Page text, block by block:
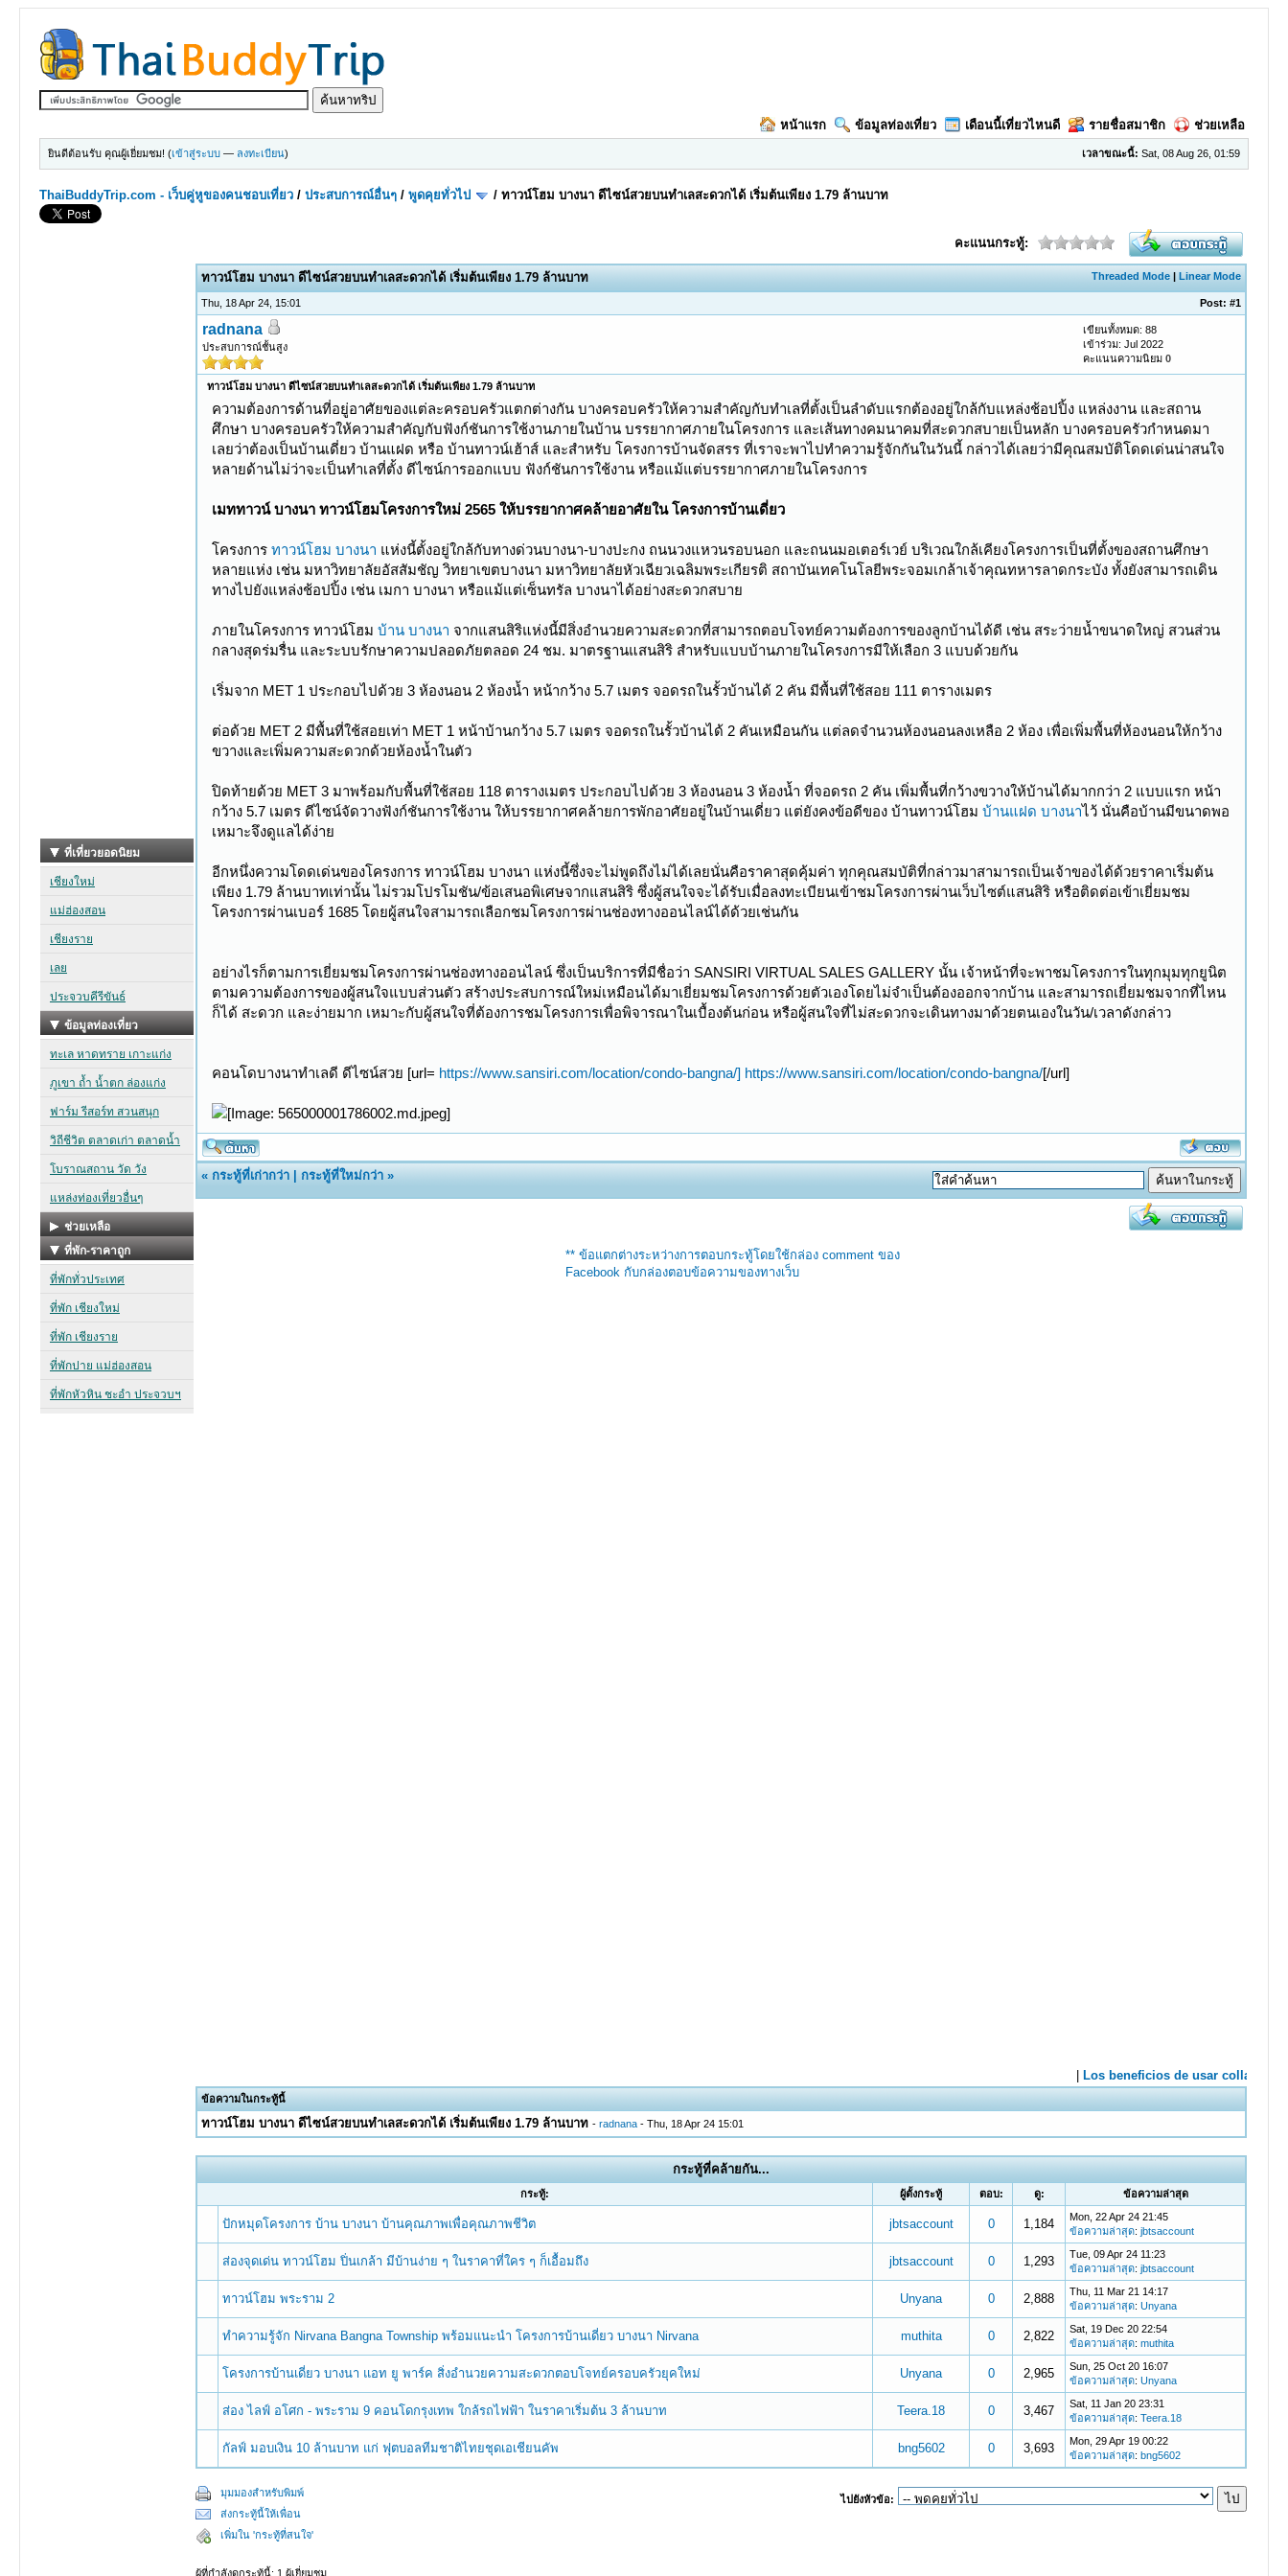
หน้าแรก ข้อมูลท่องเที่ยว เดือนนี้เที่ยวไหนดี รายชื่อสมาชิก ช่วยเหลือ
เวลาขณะนี้: Sat, 08 Aug 26, 01:59
ยินดีต้อนรับ คุณผู้เยี่ยมชม! (เข้าสู่ระบบ — ลงทะเบียน)
ThaiBuddyTrip.com - เว็บคู่หูของคนชอบเที่ยว /ประสบการณ์อื่นๆ /พูดคุยทั่วไป /ทาวน์โฮม บางนา ดีไซน์สวยบนทำเลสะดวกได้ เริ่มต้นเพียง 1.79 ล้านบาท
คะแนนกระทู้:
Threaded Mode |Linear Mode
ทาวน์โฮม บางนา ดีไซน์สวยบนทำเลสะดวกได้ เริ่มต้นเพียง 1.79 ล้านบาท
Thu, 18 Apr 24, 15:01 Post:#1
radnana
ประสบการณ์ชั้นสูง
เขียนทั้งหมด: 88
เข้าร่วม: Jul 2022
คะแนนความนิยม0
ทาวน์โฮม บางนา ดีไซน์สวยบนทำเลสะดวกได้ เริ่มต้นเพียง 1.79 ล้านบาท
ความต้องการด้านที่อยู่อาศัยของแต่ละครอบครัวแตกต่างกัน บางครอบครัวให้ความสำคัญกับทำเลที่ตั้งเป็นลำดับแรกต้องอยู่ใกล้กับแหล่งช้อปปิ้ง แหล่งงาน และสถาน
ศึกษา บางครอบครัวให้ความสำคัญกับฟังก์ชันการใช้งานภายในบ้าน บรรยากาศภายในโครงการ และเส้นทางคมนาคมที่สะดวกสบายเป็นหลัก บางครอบครัวกำหนดมา
เลยว่าต้องเป็นบ้านเดี่ยว บ้านแฝด หรือ บ้านทาวน์เฮ้าส์ และสำหรับ โครงการบ้านจัดสรร ที่เราจะพาไปทำความรู้จักกันในวันนี้ กล่าวได้เลยว่ามีคุณสมบัติโดดเด่นน่าสนใจ
หลายด้านไม่ว่าจะเป็นทำเลที่ตั้ง ดีไซน์การออกแบบ ฟังก์ชันการใช้งาน หรือแม้แต่บรรยากาศภายในโครงการ
เมททาวน์ บางนา ทาวน์โฮมโครงการใหม่ 2565 ให้บรรยากาศคล้ายอาศัยใน โครงการบ้านเดี่ยว
โครงการทาวน์โฮม บางนา แห่งนี้ตั้งอยู่ใกล้กับทางด่วนบางนา-บางปะกง ถนนวงแหวนรอบนอก และถนนมอเตอร์เวย์ บริเวณใกล้เคียงโครงการเป็นที่ตั้งของสถานศึกษา
หลายแห่ง เช่น มหาวิทยาลัยอัสสัมชัญ วิทยาเขตบางนา มหาวิทยาลัยหัวเฉียวเฉลิมพระเกียรติ สถาบันเทคโนโลยีพระจอมเกล้าเจ้าคุณทหารลาดกระบัง ทั้งยังสามารถเดิน
ทางไปยังแหล่งช้อปปิ้ง เช่น เมกา บางนา หรือแม้แต่เซ็นทรัล บางนาได้อย่างสะดวกสบาย
ภายในโครงการ ทาวน์โฮมบ้าน บางนา จากแสนสิริแห่งนี้มีสิ่งอำนวยความสะดวกที่สามารถตอบโจทย์ความต้องการของลูกบ้านได้ดี เช่น สระว่ายน้ำขนาดใหญ่ สวนส่วน
กลางสุดร่มรื่น และระบบรักษาความปลอดภัยตลอด 24 ชม. มาตรฐานแสนสิริ สำหรับแบบบ้านภายในโครงการมีให้เลือก 3 แบบด้วยกัน
เริ่มจาก MET 1 ประกอบไปด้วย 3 ห้องนอน 2 ห้องน้ำ หน้ากว้าง 5.7 เมตร จอดรถในรั้วบ้านได้ 2 คัน มีพื้นที่ใช้สอย 111 ตารางเมตร
ต่อด้วย MET 2 มีพื้นที่ใช้สอยเท่า MET 1 หน้าบ้านกว้าง 5.7 เมตร จอดรถในรั้วบ้านได้ 2 คันเหมือนกัน แต่ลดจำนวนห้องนอนลงเหลือ 2 ห้อง เพื่อเพิ่มพื้นที่ห้องนอนให้กว้าง
ขวางและเพิ่มความสะดวกด้วยห้องน้ำในตัว
ปิดท้ายด้วย MET 3 มาพร้อมกับพื้นที่ใช้สอย 118 ตารางเมตร ประกอบไปด้วย 3 ห้องนอน 3 ห้องน้ำ ที่จอดรถ 2 คัน เพิ่มพื้นที่กว้างขวางให้บ้านได้มากกว่า 2 แบบแรก หน้า
กว้าง 5.7 เมตร ดีไซน์จัดวางฟังก์ชันการใช้งาน ให้บรรยากาศคล้ายการพักอาศัยอยู่ในบ้านเดี่ยว แต่ยังคงข้อดีของ บ้านทาวน์โฮมบ้านแฝด บางนาไว้ นั่นคือบ้านมีขนาดพอ
เหมาะจึงดูแลได้ง่าย
อีกหนึ่งความโดดเด่นของโครงการ ทาวน์โฮม บางนา แห่งนี้ซึ่งจะไม่พูดถึงไม่ได้เลยนั่นคือราคาสุดคุ้มค่า ทุกคุณสมบัติที่กล่าวมาสามารถเป็นเจ้าของได้ด้วยราคาเริ่มต้น
เพียง 1.79 ล้านบาทเท่านั้น ไม่รวมโปรโมชัน/ข้อเสนอพิเศษจากแสนสิริ ซึ่งผู้สนใจจะได้รับเมื่อลงทะเบียนเข้าชมโครงการผ่านเว็บไซต์แสนสิริ หรือติดต่อเข้าเยี่ยมชม
โครงการผ่านเบอร์ 1685 โดยผู้สนใจสามารถเลือกชมโครงการผ่านช่องทางออนไลน์ได้ด้วยเช่นกัน
อย่างไรก็ตามการเยี่ยมชมโครงการผ่านช่องทางออนไลน์ ซึ่งเป็นบริการที่มีชื่อว่า SANSIRI VIRTUAL SALES GALLERY นั้น เจ้าหน้าที่จะพาชมโครงการในทุกมุมทุกยูนิต
ตามความต้องการของผู้สนใจแบบส่วนตัว สร้างประสบการณ์ใหม่เหมือนได้มาเยี่ยมชมโครงการด้วยตัวเองโดยไม่จำเป็นต้องออกจากบ้าน และสามารถเยี่ยมชมจากที่ไหน
ก็ได้ สะดวก และง่ายมาก เหมาะกับผู้สนใจที่ต้องการชมโครงการเพื่อพิจารณาในเบื้องต้นก่อน หรือผู้สนใจที่ไม่สะดวกจะเดินทางมาด้วยตนเองในวัน/เวลาดังกล่าว
คอนโดบางนาทำเลดี ดีไซน์สวย [url= https://www.sansiri.com/location/condo-bangna/] https://www.sansiri.com/location/condo-bangna/[/url]
«กระทู้ที่เก่ากว่า |กระทู้ที่ใหม่กว่า »
** ข้อแตกต่างระหว่างการตอบกระทู้โดยใช้กล่อง comment ของ
Facebook กับกล่องตอบข้อความของทางเว็บ
ข้อความในกระทู้นี้
ทาวน์โฮม บางนา ดีไซน์สวยบนทำเลสะดวกได้ เริ่มต้นเพียง 1.79 ล้านบาท -radnana - Thu, 18 Apr 24 15:01
กระทู้ที่คล้ายกัน...
กระทู้: ผู้ตั้งกระทู้ ตอบ: ดู: ข้อความล่าสุด
ปักหมุดโครงการ บ้าน บางนา บ้านคุณภาพเพื่อคุณภาพชีวิต jbtsaccount 0 1,184
Mon, 22 Apr 24 21:45
ข้อความล่าสุด:jbtsaccount
ส่องจุดเด่น ทาวน์โฮม ปิ่นเกล้า มีบ้านง่าย ๆ ในราคาที่ใคร ๆ ก็เอื้อมถึง jbtsaccount 0 1,293
Tue, 09 Apr 24 11:23
ข้อความล่าสุด:jbtsaccount
ทาวน์โฮม พระราม 2 Unyana 0 2,888
Thu, 11 Mar 21 14:17
ข้อความล่าสุด:Unyana
ทำความรู้จัก Nirvana Bangna Township พร้อมแนะนำ โครงการบ้านเดี่ยว บางนา Nirvana muthita 0 2,822
Sat, 19 Dec 20 22:54
ข้อความล่าสุด:muthita
โครงการบ้านเดี่ยว บางนา แอท ยู พาร์ค สิ่งอำนวยความสะดวกตอบโจทย์ครอบครัวยุคใหม่ Unyana 0 2,965
Sun, 25 Oct 20 16:07
ข้อความล่าสุด:Unyana
ส่อง ไลฟ์ อโศก - พระราม 9 คอนโดกรุงเทพ ใกล้รถไฟฟ้า ในราคาเริ่มต้น 3 ล้านบาท Teera.18 0 3,467
Sat, 11 Jan 20 23:31
ข้อความล่าสุด:Teera.18
กัลฟ์ มอบเงิน 10 ล้านบาท แก่ ฟุตบอลทีมชาติไทยชุดเอเชียนคัพ bng5602 0 3,693
Mon, 29 Apr 19 00:22
ข้อความล่าสุด:bng5602
มุมมองสำหรับพิมพ์
ส่งกระทู้นี้ให้เพื่อน
เพิ่มใน 'กระทู้ที่สนใจ'
ไปยังหัวข้อ:
ผู้ที่กำลังดูกระทู้นี้: 1 ผู้เยี่ยมชม